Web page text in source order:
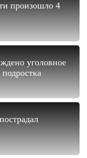
произошло 4
уголовное